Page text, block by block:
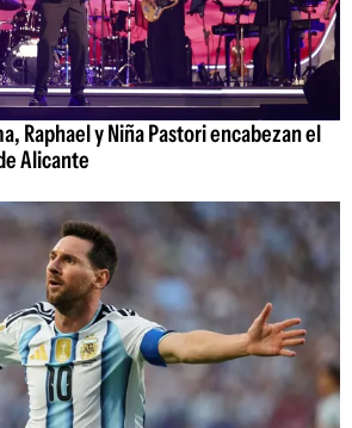
Raphael y Niña Pastori encabezan el
Alicante